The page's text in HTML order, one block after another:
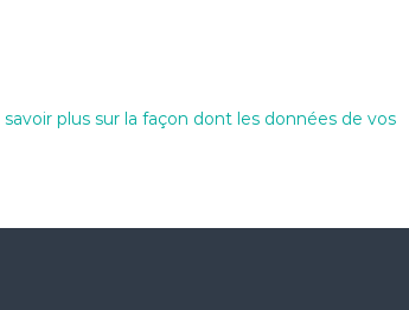
savoir plus sur la façon dont les données de vos